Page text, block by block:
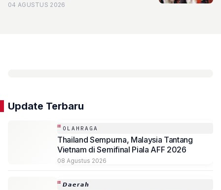
04 AGUSTUS 2026
Update Terbaru
OLAHRAGA
Thailand Sempurna, Malaysia Tantang
Vietnam di Semifinal Piala AFF 2026
08 Agustus 2026
𝘿𝙖𝙚𝙧𝙖𝙝